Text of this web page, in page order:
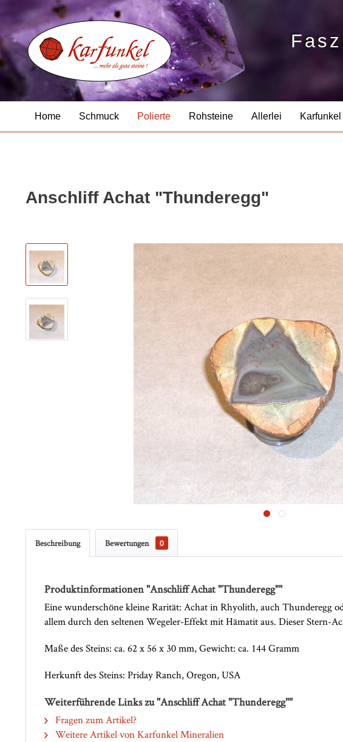
Home Schmuck Polierte Rohsteine Allerlei Karfunkel
Anschliff Achat "Thunderegg"
Beschreibung Bewertungen 0
Produktinformationen "Anschliff Achat "Thunderegg""
Eine wunderschöne kleine Rarität: Achat in Rhyolith, auch Thunderegg
allem durch den seltenen Wegeler-Effekt mit Hämatit aus. Dieser Stern-
Maße des Steins: ca. 62 x 56 x 30 mm, Gewicht: ca. 144 Gramm
Herkunft des Steins: Priday Ranch, Oregon, USA
Weiterführende Links zu "Anschliff Achat "Thunderegg""
Fragen zum Artikel?
Weitere Artikel von Karfunkel Mineralien